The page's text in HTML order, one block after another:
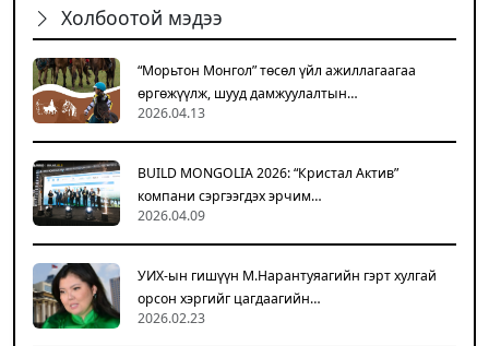
Холбоотой мэдээ
“Морьтон Монгол” төсөл үйл ажиллагаагаа
өргөжүүлж, шууд дамжуулалтын…
2026.04.13
BUILD MONGOLIA 2026: “Кристал Актив”
компани сэргээгдэх эрчим…
2026.04.09
УИХ-ын гишүүн М.Нарантуяагийн гэрт хулгай
орсон хэргийг цагдаагийн…
2026.02.23